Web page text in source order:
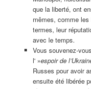
que la liberté, ont
mêmes, comme les
termes, leur
avec le temps.
Vous souvenez-
l' »espoir de
Russes pour avoir
ensuite été libérée